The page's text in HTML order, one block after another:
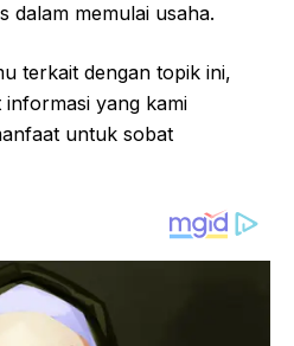
dalam memulai usaha.
terkait dengan topik ini,
informasi yang kami
untuk sobat